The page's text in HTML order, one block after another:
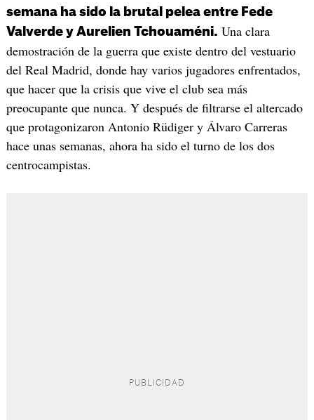
semana ha sido la brutal pelea entre Fede
Valverde y Aurelien Tchouaméni. Una clara
demostración de la guerra que existe dentro del vestuario
del Real Madrid, donde hay varios jugadores enfrentados,
que hacer que la crisis que vive el club sea más
preocupante que nunca. Y después de filtrarse el altercado
que protagonizaron Antonio Rüdiger y Álvaro Carreras
hace unas semanas, ahora ha sido el turno de los dos
centrocampistas.